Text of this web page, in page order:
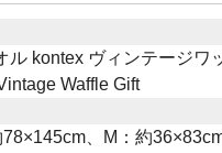
ル kontex ヴィンテージワ
Waffle Gift
、M：約